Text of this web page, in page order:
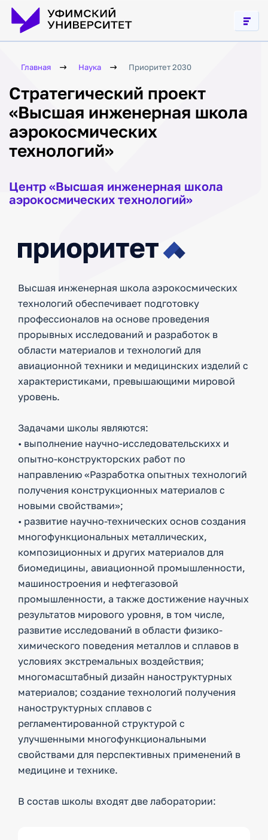
Главная Наука Приоритет 2030
Стратегический проект
«Высшая инженерная школа
аэрокосмических
технологий»
Центр «Высшая инженерная школа
аэрокосмических технологий»
Высшая инженерная школа аэрокосмических
технологий обеспечивает подготовку
профессионалов на основе проведения
прорывных исследований и разработок в
области материалов и технологий для
авиационной техники и медицинских изделий с
характеристиками, превышающими мировой
уровень.
Задачами школы являются:
• выполнение научно-исследовательскихх и
опытно-конструкторских работ по
направлению «Разработка опытных технологий
получения конструкционных материалов с
новыми свойствами»;
• развитие научно-технических основ создания
многофункциональных металлических,
композиционных и других материалов для
биомедицины, авиационной промышленности,
машиностроения и нефтегазовой
промышленности, а также достижение научных
результатов мирового уровня, в том числе,
развитие исследований в области физико-
химического поведения металлов и сплавов в
условиях экстремальных воздействия;
многомасштабный дизайн наноструктурных
материалов; создание технологий получения
наноструктурных сплавов с
регламентированной структурой с
улучшенными многофункциональными
свойствами для перспективных применений в
медицине и технике.
В состав школы входят две лаборатории: